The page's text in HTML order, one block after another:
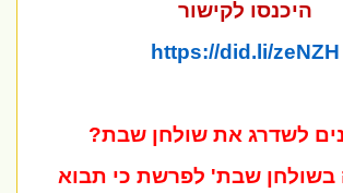
היכנסו לקישור
https://did.li/zeNZH
לשדרג את שולחן שבת?
בשולחן שבת' לפרשת כי תבוא